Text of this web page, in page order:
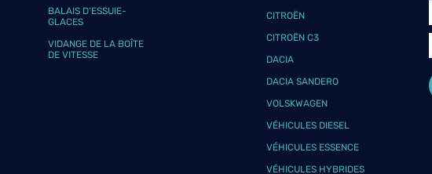
BALAIS D’ESSUIE-
GLACES
VIDANGE DE LA BOÎTE
DE VITESSE
CITROËN
CITROËN C3
DACIA
DACIA SANDERO
VOLSKWAGEN
VÉHICULES DIESEL
VÉHICULES ESSENCE
VÉHICULES HYBRIDES